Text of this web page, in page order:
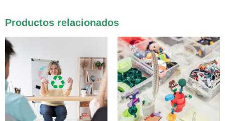
Productos relacionados